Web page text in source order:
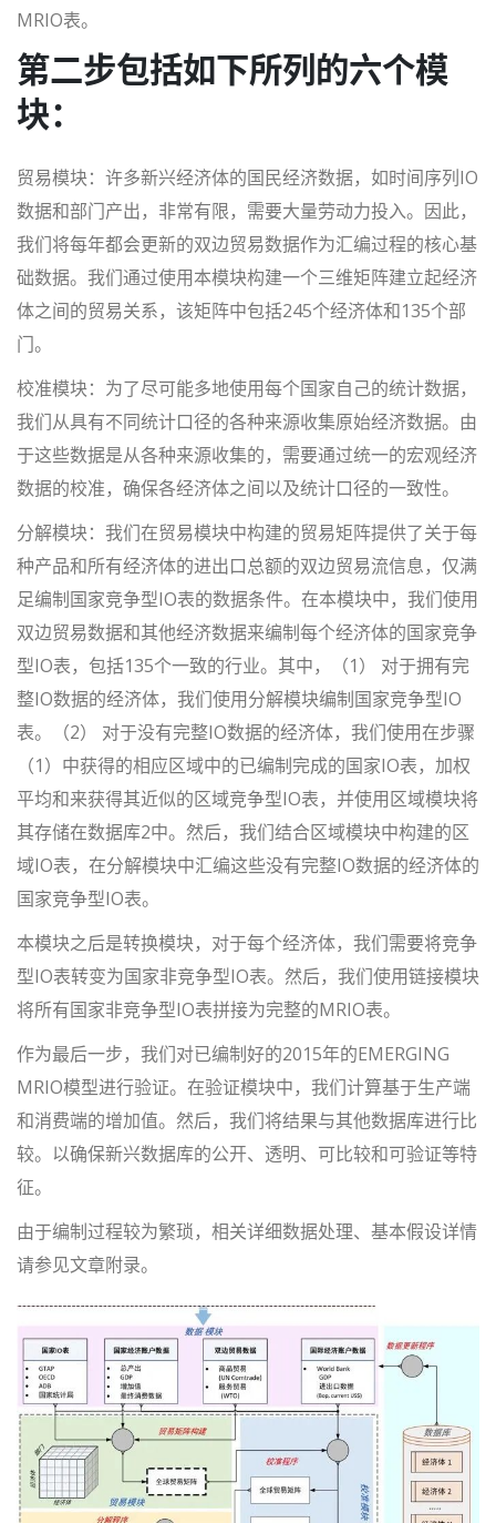
MRIO表。
第二步包括如下所列的六个模
块：
贸易模块：许多新兴经济体的国民经济数据，如时间序列IO
数据和部门产出，非常有限，需要大量劳动力投入。因此，
我们将每年都会更新的双边贸易数据作为汇编过程的核心基
础数据。我们通过使用本模块构建一个三维矩阵建立起经济
体之间的贸易关系，该矩阵中包括245个经济体和135个部
门。
校准模块：为了尽可能多地使用每个国家自己的统计数据，
我们从具有不同统计口径的各种来源收集原始经济数据。由
于这些数据是从各种来源收集的，需要通过统一的宏观经济
数据的校准，确保各经济体之间以及统计口径的一致性。
分解模块：我们在贸易模块中构建的贸易矩阵提供了关于每
种产品和所有经济体的进出口总额的双边贸易流信息，仅满
足编制国家竞争型IO表的数据条件。在本模块中，我们使用
双边贸易数据和其他经济数据来编制每个经济体的国家竞争
型IO表，包括135个一致的行业。其中，（1） 对于拥有完
整IO数据的经济体，我们使用分解模块编制国家竞争型IO
表。（2） 对于没有完整IO数据的经济体，我们使用在步骤
（1）中获得的相应区域中的已编制完成的国家IO表，加权
平均和来获得其近似的区域竞争型IO表，并使用区域模块将
其存储在数据库2中。然后，我们结合区域模块中构建的区
域IO表，在分解模块中汇编这些没有完整IO数据的经济体的
国家竞争型IO表。
本模块之后是转换模块，对于每个经济体，我们需要将竞争
型IO表转变为国家非竞争型IO表。然后，我们使用链接模块
将所有国家非竞争型IO表拼接为完整的MRIO表。
作为最后一步，我们对已编制好的2015年的EMERGING
MRIO模型进行验证。在验证模块中，我们计算基于生产端
和消费端的增加值。然后，我们将结果与其他数据库进行比
较。以确保新兴数据库的公开、透明、可比较和可验证等特
征。
由于编制过程较为繁琐，相关详细数据处理、基本假设详情
请参见文章附录。